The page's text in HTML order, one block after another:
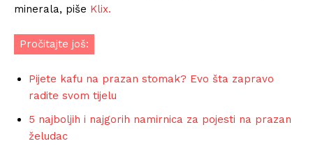
minerala, piše Klix.
Pročitajte još:
Pijete kafu na prazan stomak? Evo šta zapravo
radite svom tijelu
5 najboljih i najgorih namirnica za pojesti na prazan
želudac